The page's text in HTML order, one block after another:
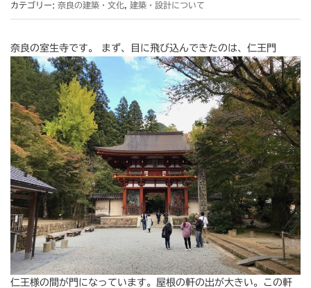
カテゴリー: 奈良の建築・文化 建築・設計について
奈良の室生寺です。 まず、目に飛び込んできたのは、仁王門
仁王様の間が門になっています。屋根の軒の出が大きい。この軒